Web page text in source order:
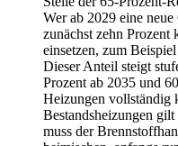
Wer ab 2029 eine
zunächst zehn
einsetzen, zum
Dieser Anteil steigt
Prozent ab 2035 und
Heizungen vollständig
Bestandsheizungen
muss der